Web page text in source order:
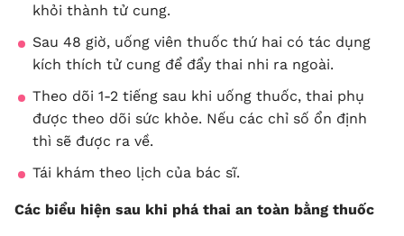
khỏi thành tử cung.
Sau 48 giờ, uống viên thuốc thứ hai có tác dụng
kích thích tử cung để đẩy thai nhi ra ngoài.
Theo dõi 1-2 tiếng sau khi uống thuốc, thai phụ
được theo dõi sức khỏe. Nếu các chỉ số ổn định
thì sẽ được ra về.
Tái khám theo lịch của bác sĩ.
Các biểu hiện sau khi phá thai an toàn bằng thuốc